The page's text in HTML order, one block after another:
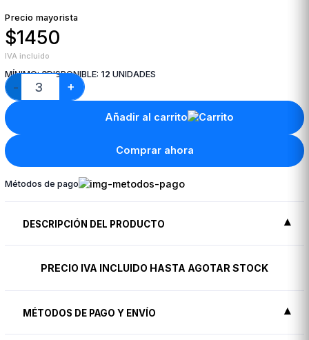
Precio mayorista
$1450
IVA incluido
MÍNIMO:3DISPONIBLE: 12 UNIDADES
− +
Añadir al carrito
Comprar ahora
Métodos de pago
DESCRIPCIÓN DEL PRODUCTO
PRECIO IVA INCLUIDO HASTA AGOTAR STOCK
MÉTODOS DE PAGO Y ENVÍO